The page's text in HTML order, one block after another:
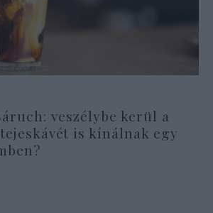
veszélybe kerül a
is kínálnak egy